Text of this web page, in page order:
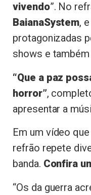
vivendo”. No
BaianaSystem,
protagonizadas
shows e também
“Que a paz
horror”,
apresentar a
Em um vídeo
refrão repete
banda. Confira
“Os da guerra